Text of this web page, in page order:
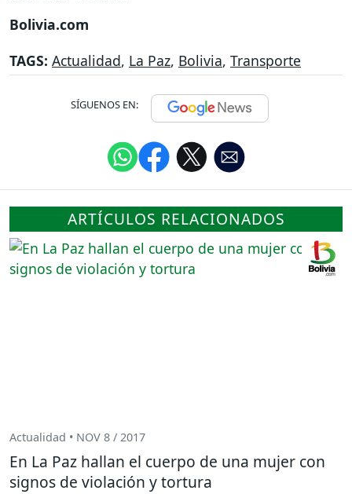
Bolivia.com
TAGS: Actualidad, La Paz, Bolivia, Transporte
SÍGUENOS EN:
ARTÍCULOS RELACIONADOS
Actualidad • NOV 8 / 2017
En La Paz hallan el cuerpo de una mujer con
signos de violación y tortura